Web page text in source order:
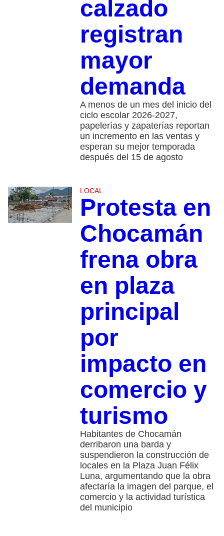
calzado
registran
mayor
demanda
A menos de un mes del inicio del
ciclo escolar 2026-2027,
papelerías y zapaterías reportan
un incremento en las ventas y
esperan su mejor temporada
después del 15 de agosto
LOCAL
Protesta en
Chocamán
frena obra
en plaza
principal
por
impacto en
comercio y
turismo
Habitantes de Chocamán
derribaron una barda y
suspendieron la construcción de
locales en la Plaza Juan Félix
Luna, argumentando que la obra
afectaría la imagen del parque, el
comercio y la actividad turística
del municipio